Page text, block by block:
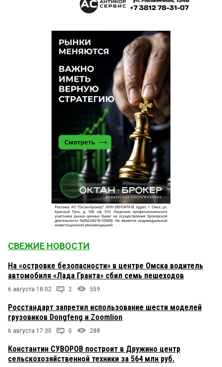
СВЕЖИЕ НОВОСТИ
На «островке безопасности» в центре Омска водитель
автомобиля «Лада Гранта» сбил семь пешеходов
6 августа 18:02 2 559
Росстандарт запретил использование шести моделей
грузовиков Dongfeng и Zoomlion
6 августа 17:30 0 288
Константин СУВОРОВ построит в Дружино центр
сельскохозяйственной техники за 564 млн руб.